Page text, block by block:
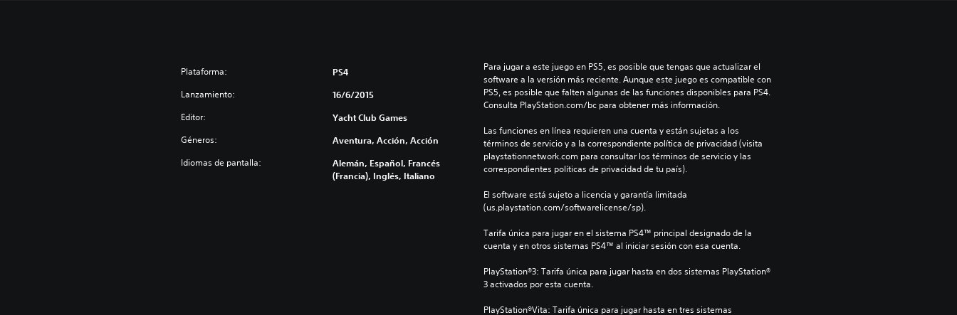
Plataforma: PS4
Lanzamiento: 16/6/2015
Editor: Yacht Club Games
Géneros: Aventura, Acción, Acción
Idiomas de pantalla:
Alemán, Español, Francés
(Francia), Inglés, Italiano
Para jugar a este juego en PS5, es posible que tengas que actualizar el
software a la versión más reciente. Aunque este juego es compatible con
PS5, es posible que falten algunas de las funciones disponibles para PS4.
Consulta PlayStation.com/bc para obtener más información.
Las funciones en línea requieren una cuenta y están sujetas a los
términos de servicio y a la correspondiente política de privacidad (visita
playstationnetwork.com para consultar los términos de servicio y las
correspondientes políticas de privacidad de tu país).
El software está sujeto a licencia y garantía limitada
(us.playstation.com/softwarelicense/sp).
Tarifa única para jugar en el sistema PS4™ principal designado de la
cuenta y en otros sistemas PS4™ al iniciar sesión con esa cuenta.
PlayStation®3: Tarifa única para jugar hasta en dos sistemas PlayStation®
3 activados por esta cuenta.
PlayStation®Vita: Tarifa única para jugar hasta en tres sistemas